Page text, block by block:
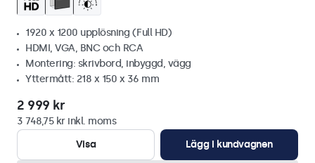
1920 x 1200 upplösning (Full HD)
HDMI, VGA, BNC och RCA
Montering: skrivbord, inbyggd, vägg
Yttermått: 218 x 150 x 36 mm
2 999 kr
3 748,75 kr inkl. moms
Visa
Lägg i kundvagnen